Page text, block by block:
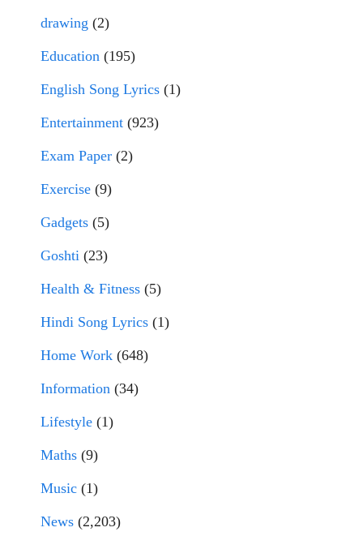
drawing (2)
Education (195)
English Song Lyrics (1)
Entertainment (923)
Exam Paper (2)
Exercise (9)
Gadgets (5)
Goshti (23)
Health & Fitness (5)
Hindi Song Lyrics (1)
Home Work (648)
Information (34)
Lifestyle (1)
Maths (9)
Music (1)
News (2,203)